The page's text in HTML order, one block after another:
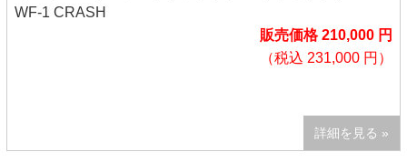
WF-1 CRASH
販売価格 210,000 円
（税込 231,000 円）
詳細を見る »